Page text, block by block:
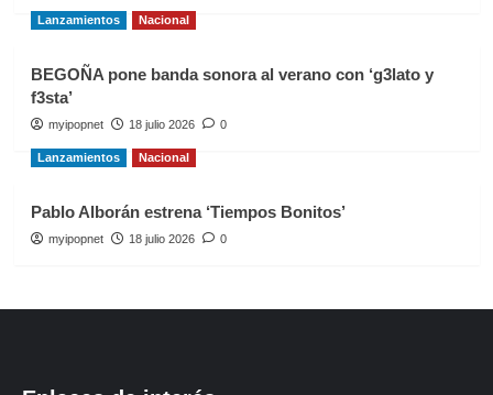
Lanzamientos Nacional
BEGOÑA pone banda sonora al verano con ‘g3lato y
f3sta’
myipopnet 18 julio 2026 0
Lanzamientos Nacional
Pablo Alborán estrena ‘Tiempos Bonitos’
myipopnet 18 julio 2026 0